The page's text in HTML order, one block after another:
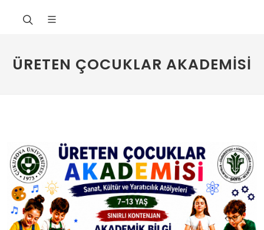
ÜRETEN ÇOCUKLAR AKADEMISI